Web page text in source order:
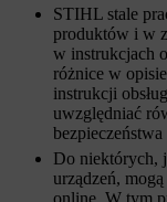
STIHL stale
produktów i w
w instrukcjach
różnice w
instrukcji
uwzględniać
bezpieczeństwa
Do niektórych,
urządzeń,